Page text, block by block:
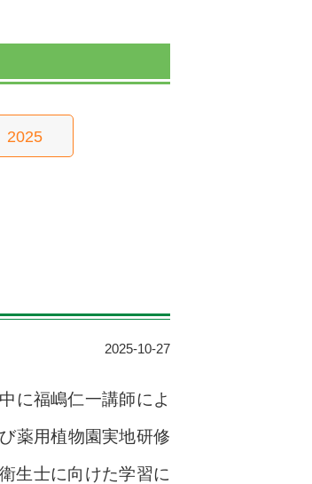
2025
2025-10-27
に福嶋仁一講師によ
薬用植物園実地研修
生士に向けた学習に